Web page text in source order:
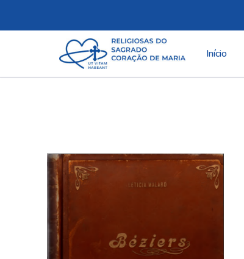
Pular
Início